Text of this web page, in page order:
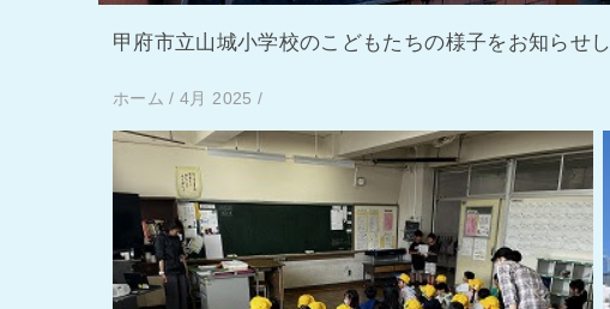
甲府市立山城小学校のこどもたちの様子をお知らせし
ホーム /4月 2025 /